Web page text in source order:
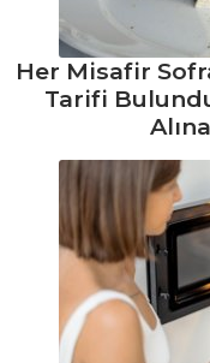
Tarifi, Nasıl
Biftekli Ve
Buğdaylı Çorba
Tarifi, Nasıl
Yoğurtlu
Patlıcan Çorbası
Tarifi, Nasıl
Çorbalar Tüm
Tarifleri
Her Misafir
Tarifi